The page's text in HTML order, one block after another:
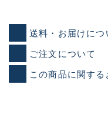
送料・お届けにつ
ご注文について
この商品に関す